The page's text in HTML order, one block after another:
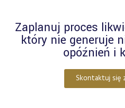
Zaplanuj proces
który nie generuje
opóźnień i
Skontaktuj się